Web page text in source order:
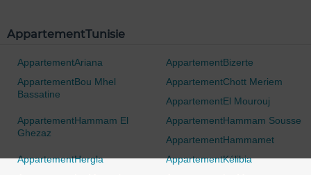
0 / 500
AppartementTunisie
AppartementAriana
AppartementBizerte
AppartementBou Mhel
Bassatine
AppartementChott Meriem
AppartementEl Mourouj
AppartementHammam El
Ghezaz
AppartementHammam Sousse
AppartementHammamet
AppartementHergla
AppartementKélibia